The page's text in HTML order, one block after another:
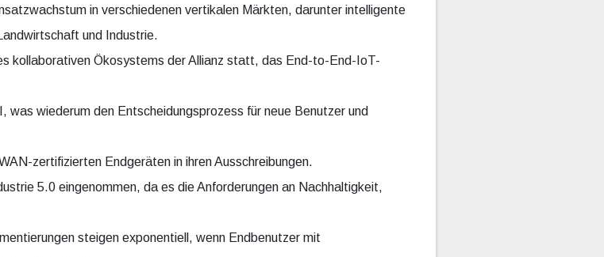
in verschiedenen vertikalen Märkten, darunter intelligente
und Industrie.
kollaborativen Ökosystems der Allianz statt, das End-to-End-IoT-
was wiederum den Entscheidungsprozess für neue Benutzer und
zertifizierten Endgeräten in ihren Ausschreibungen.
5.0 eingenommen, da es die Anforderungen an Nachhaltigkeit,
steigen exponentiell, wenn Endbenutzer mit